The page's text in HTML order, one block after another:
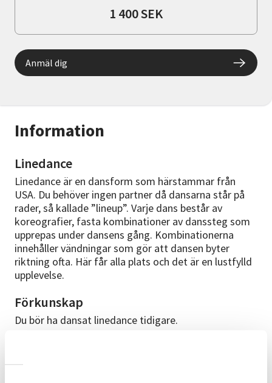
Information
Linedance
Linedance är en dansform som härstammar från
USA. Du behöver ingen partner då dansarna står på
rader, så kallade ”lineup”. Varje dans består av
koreografier, fasta kombinationer av danssteg som
upprepas under dansens gång. Kombinationerna
innehåller vändningar som gör att dansen byter
riktning ofta. Här får alla plats och det är en lustfylld
upplevelse.
Förkunskap
Du bör ha dansat linedance tidigare.
Instruktörsledda dansövningar till musik.
1 400 SEK
Anmäl dig